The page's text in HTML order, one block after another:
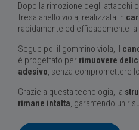
Dopo la rimozione degli attacchi
fresa anello viola, realizzata in
rapidamente ed efficacemente
Segue poi il gommino viola, il
è progettato per rimuovere
adesivo, senza compromettere
Grazie a questa tecnologia, la
rimane intatta, garantendo un